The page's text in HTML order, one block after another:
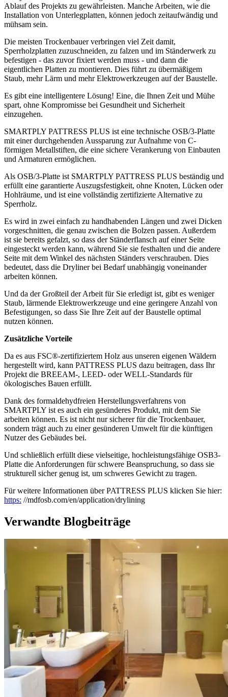
Ablauf des Projekts zu gewährleisten. Manche Arbeiten, wie die
Installation von Unterlegplatten, können jedoch zeitaufwändig und
mühsam sein.
Die meisten Trockenbauer verbringen viel Zeit damit,
Sperrholzplatten zuzuschneiden, zu falzen und im Ständerwerk zu
befestigen - das zuvor fixiert werden muss - und dann die
eigentlichen Platten zu montieren. Dies führt zu übermäßigem
Staub, mehr Lärm und mehr Elektrowerkzeugen auf der Baustelle.
Es gibt eine intelligentere Lösung! Eine, die Ihnen Zeit und Mühe
spart, ohne Kompromisse bei Gesundheit und Sicherheit
einzugehen.
SMARTPLY PATTRESS PLUS ist eine technische OSB/3-Platte
mit einer durchgehenden Aussparung zur Aufnahme von C-
förmigen Metallstiften, die eine sichere Verankerung von Einbauten
und Armaturen ermöglichen.
Als OSB/3-Platte ist SMARTPLY PATTRESS PLUS beständig und
erfüllt eine garantierte Auszugsfestigkeit, ohne Knoten, Lücken oder
Hohlräume, und ist eine vollständig zertifizierte Alternative zu
Sperrholz.
Es wird in zwei einfach zu handhabenden Längen und zwei Dicken
vorgeschnitten, die genau zwischen die Bolzen passen. Außerdem
ist sie bereits gefalzt, so dass der Ständerflansch auf einer Seite
eingesteckt werden kann, während Sie sie festhalten und die andere
Seite mit dem Winkel des nächsten Ständers verschrauben. Dies
bedeutet, dass die Dryliner bei Bedarf unabhängig voneinander
arbeiten können.
Und da der Großteil der Arbeit für Sie erledigt ist, gibt es weniger
Staub, lärmende Elektrowerkzeuge und eine geringere Anzahl von
Befestigungen, so dass Sie Ihre Zeit auf der Baustelle optimal
nutzen können.
Zusätzliche Vorteile
Da es aus FSC®-zertifiziertem Holz aus unseren eigenen Wäldern
hergestellt wird, kann PATTRESS PLUS dazu beitragen, dass Ihr
Projekt die BREEAM-, LEED- oder WELL-Standards für
ökologisches Bauen erfüllt.
Dank des formaldehydfreien Herstellungsverfahrens von
SMARTPLY ist es auch ein gesünderes Produkt, mit dem Sie
arbeiten können. Es ist nicht nur sicherer für die Trockenbauer,
sondern trägt auch zu einer gesünderen Umwelt für die künftigen
Nutzer des Gebäudes bei.
Und schließlich erfüllt diese vielseitige, hochleistungsfähige OSB3-
Platte die Anforderungen für schwere Beanspruchung, so dass sie
strukturell sicher genug ist, um schweres Gewicht zu tragen.
Für weitere Informationen über PATTRESS PLUS klicken Sie hier:
https: //mdfosb.com/en/application/drylining
Verwandte Blogbeiträge